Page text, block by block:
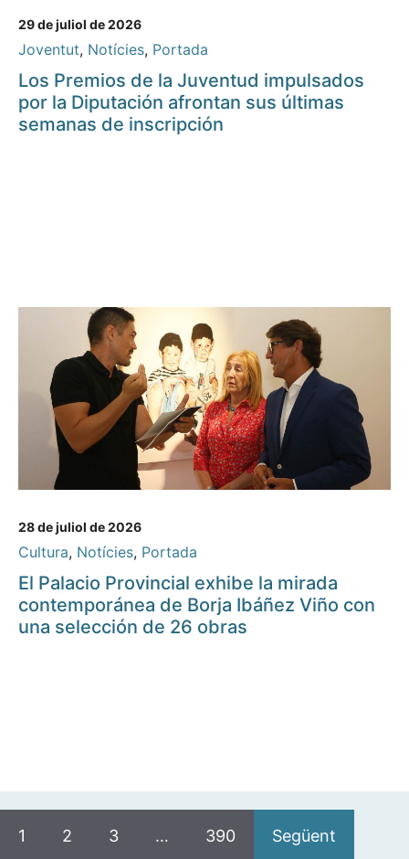
29 de juliol de 2026
Joventut, Notícies, Portada
Los Premios de la Juventud impulsados
por la Diputación afrontan sus últimas
semanas de inscripción
28 de juliol de 2026
Cultura, Notícies, Portada
El Palacio Provincial exhibe la mirada
contemporánea de Borja Ibáñez Viño con
una selección de 26 obras
1 2 3 … 390 Següent